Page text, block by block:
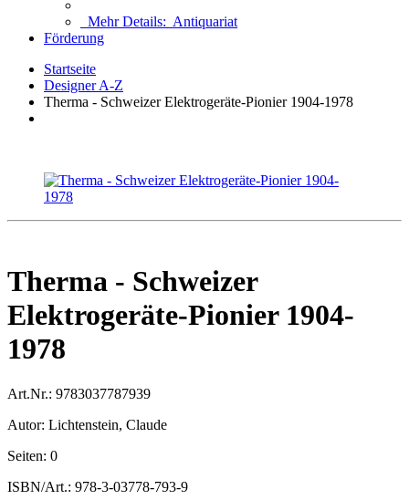
Mehr Details: Antiquariat
Förderung
Startseite
Designer A-Z
Therma - Schweizer Elektrogeräte-Pionier 1904-1978
Therma - Schweizer
Elektrogeräte-Pionier 1904-
1978
Art.Nr.: 9783037787939
Autor: Lichtenstein, Claude
Seiten: 0
ISBN/Art.: 978-3-03778-793-9